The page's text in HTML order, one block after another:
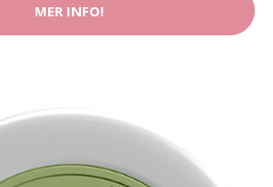
MER INFO!